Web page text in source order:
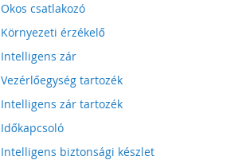
Okos csatlakozó
Környezeti érzékelő
Intelligens zár
Vezérlőegység tartozék
Intelligens zár tartozék
Időkapcsoló
Intelligens biztonsági készlet